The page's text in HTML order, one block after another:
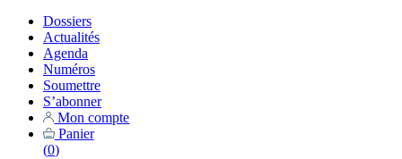
Dossiers
Actualités
Agenda
Numéros
Soumettre
S’abonner
Mon compte
Panier
(0)